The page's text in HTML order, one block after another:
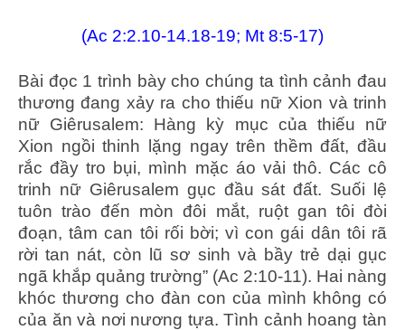
(Ac 2:2.10-14.18-19; Mt 8:5-17)
Bài đọc 1 trình bày cho chúng ta tình cảnh đau
thương đang xảy ra cho thiếu nữ Xion và trinh
nữ Giêrusalem: Hàng kỳ mục của thiếu nữ
Xion ngồi thinh lặng ngay trên thềm đất, đầu
rắc đầy tro bụi, mình mặc áo vải thô. Các cô
trinh nữ Giêrusalem gục đầu sát đất. Suối lệ
tuôn trào đến mòn đôi mắt, ruột gan tôi đòi
đoạn, tâm can tôi rối bời; vì con gái dân tôi rã
rời tan nát, còn lũ sơ sinh và bầy trẻ dại gục
ngã khắp quảng trường” (Ac 2:10-11). Hai nàng
khóc thương cho đàn con của mình không có
của ăn và nơi nương tựa. Tình cảnh hoang tàn